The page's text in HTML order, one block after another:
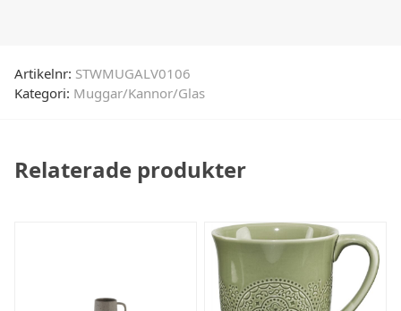
Artikelnr: STWMUGALV0106
Kategori: Muggar/Kannor/Glas
Relaterade produkter